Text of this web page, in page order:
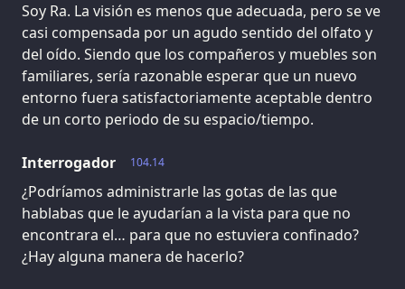
Soy Ra. La visión es menos que adecuada, pero se ve
casi compensada por un agudo sentido del olfato y
del oído. Siendo que los compañeros y muebles son
familiares, sería razonable esperar que un nuevo
entorno fuera satisfactoriamente aceptable dentro
de un corto periodo de su espacio/tiempo.
104.14
Interrogador
¿Podríamos administrarle las gotas de las que
hablabas que le ayudarían a la vista para que no
encontrara el… para que no estuviera confinado?
¿Hay alguna manera de hacerlo?